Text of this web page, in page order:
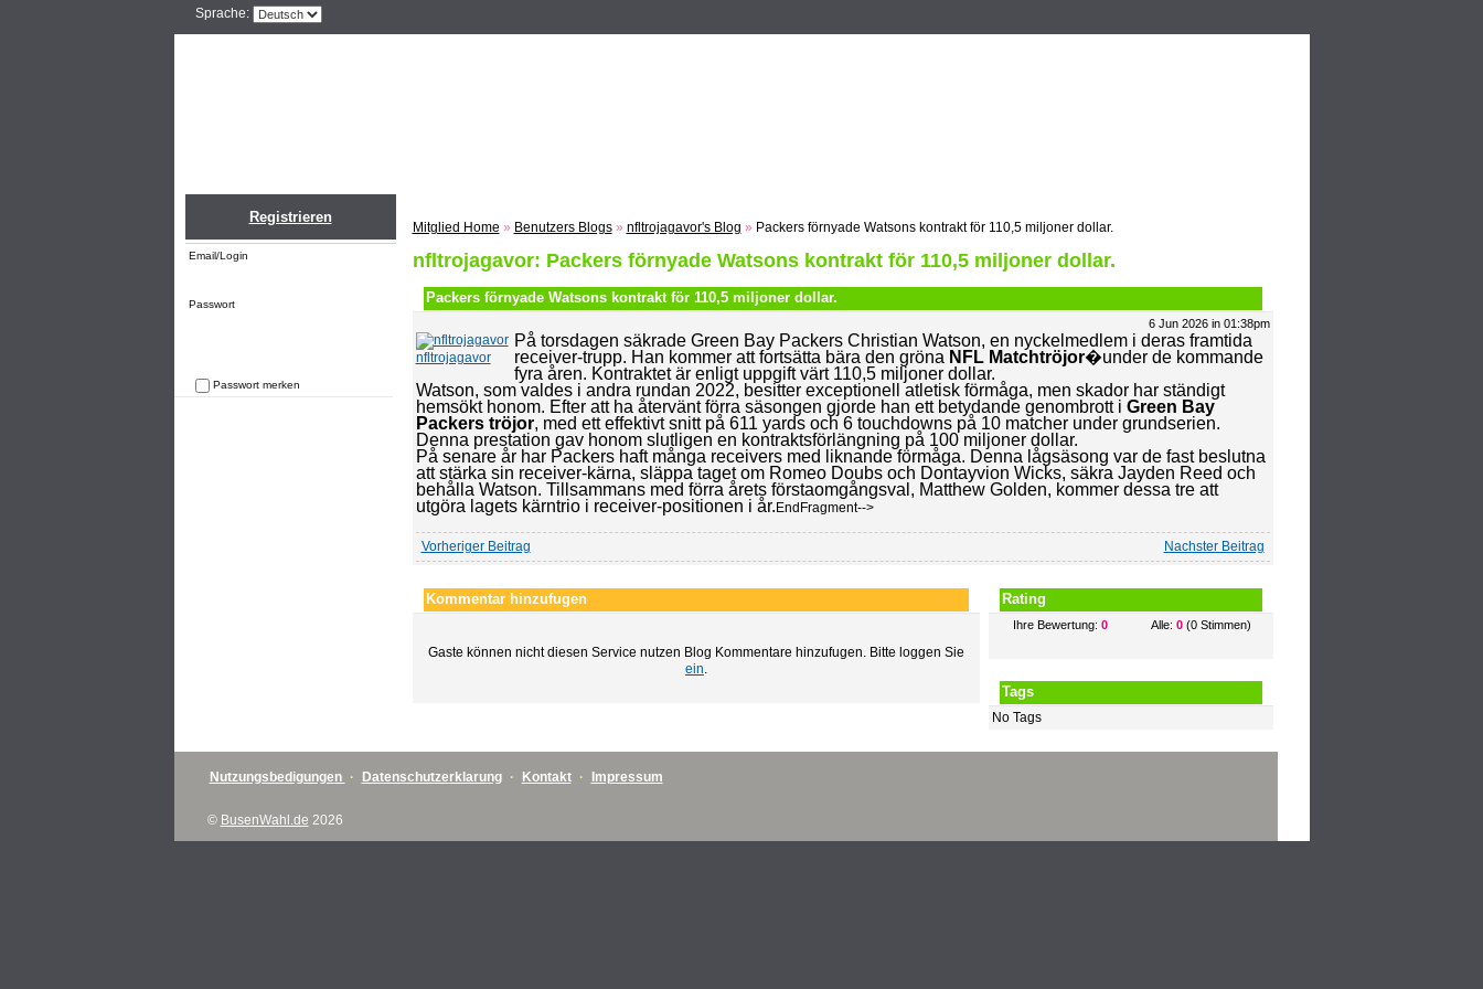
Sprache:
Registrieren
Email/Login
Passwort
Passwort merken
Mitglied Home » Benutzers Blogs» nfltrojagavor's Blog » Packers förnyade Watsons kontrakt för 110,5 miljoner dollar.
nfltrojagavor: Packers förnyade Watsons kontrakt för 110,5 miljoner dollar.
Packers förnyade Watsons kontrakt för 110,5 miljoner dollar.
6 Jun 2026 in 01:38pm
nfltrojagavor
På torsdagen säkrade Green Bay Packers Christian Watson, en nyckelmedlem i deras framtida
receiver-trupp. Han kommer att fortsätta bära den gröna NFL Matchtröjor�under de kommande
fyra åren. Kontraktet är enligt uppgift värt 110,5 miljoner dollar.
Watson, som valdes i andra rundan 2022, besitter exceptionell atletisk förmåga, men skador har ständigt
hemsökt honom. Efter att ha återvänt förra säsongen gjorde han ett betydande genombrott i Green Bay
Packers tröjor, med ett effektivt snitt på 611 yards och 6 touchdowns på 10 matcher under grundserien.
Denna prestation gav honom slutligen en kontraktsförlängning på 100 miljoner dollar.
På senare år har Packers haft många receivers med liknande förmåga. Denna lågsäsong var de fast beslutna
att stärka sin receiver-kärna, släppa taget om Romeo Doubs och Dontayvion Wicks, säkra Jayden Reed och
behålla Watson. Tillsammans med förra årets förstaomgångsval, Matthew Golden, kommer dessa tre att
utgöra lagets kärntrio i receiver-positionen i år. EndFragment-->
Vorheriger Beitrag Nachster Beitrag
Kommentar hinzufugen
Gaste können nicht diesen Service nutzen Blog Kommentare hinzufugen. Bitte loggen Sie
ein.
Rating
Ihre Bewertung: 0 Alle:0 (0 Stimmen)
Tags
No Tags
Nutzungsbedigungen · Datenschutzerklarung · Kontakt · Impressum
© BusenWahl.de 2026